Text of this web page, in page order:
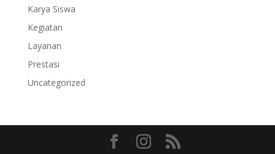
Karya Siswa
Kegiatan
Layanan
Prestasi
Uncategorized